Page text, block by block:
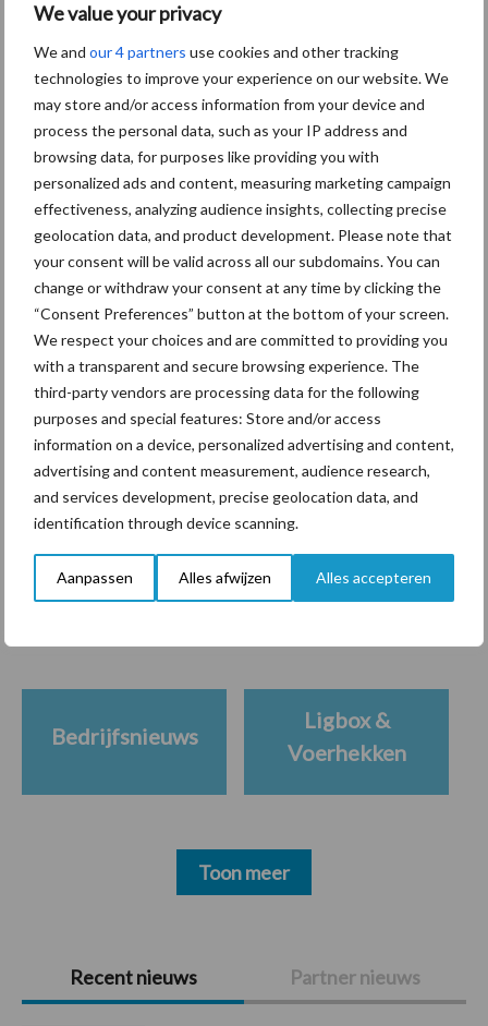
We value your privacy
We and our 4 partners use cookies and other tracking
technologies to improve your experience on our website. We
may store and/or access information from your device and
process the personal data, such as your IP address and
browsing data, for purposes like providing you with
personalized ads and content, measuring marketing campaign
effectiveness, analyzing audience insights, collecting precise
geolocation data, and product development. Please note that
your consent will be valid across all our subdomains. You can
change or withdraw your consent at any time by clicking the
“Consent Preferences” button at the bottom of your screen.
We respect your choices and are committed to providing you
with a transparent and secure browsing experience. The
third-party vendors are processing data for the following
purposes and special features: Store and/or access
information on a device, personalized advertising and content,
advertising and content measurement, audience research,
and services development, precise geolocation data, and
identification through device scanning.
Aanpassen Alles afwijzen Alles accepteren
Primaire
Sidebar
Recent nieuws Partner nieuws
Aanbevolen voor jou!
Tot 5 ton per wiel om
ondergrondverdichting te
beperken
Jaarverslag 2025 Royal A-
ware: omzet groeit,
nettoresultaat daalt
Machines en werktuigen
gewild doelwit criminelen
Diergezondheid Bemesting Fokkerij
Bedrijfsnieuws
Ligbox &
Voerhekken
Toon meer